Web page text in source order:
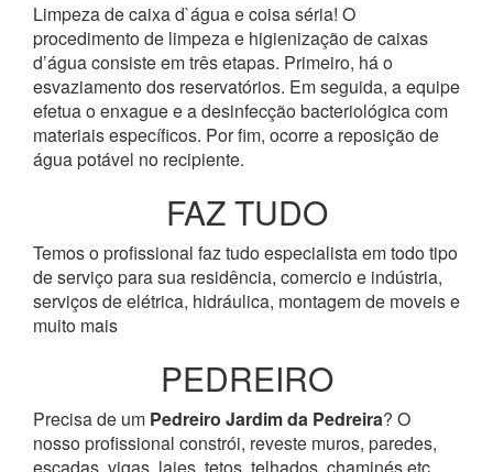
Limpeza de caixa d`água e coisa séria! O
procedimento de limpeza e higienização de caixas
d’água consiste em três etapas. Primeiro, há o
esvaziamento dos reservatórios. Em seguida, a equipe
efetua o enxague e a desinfecção bacteriológica com
materiais específicos. Por fim, ocorre a reposição de
água potável no recipiente.
FAZ TUDO
Temos o profissional faz tudo especialista em todo tipo
de serviço para sua residência, comercio e indústria,
serviços de elétrica, hidráulica, montagem de moveis e
muito mais
PEDREIRO
Precisa de um Pedreiro Jardim da Pedreira? O
nosso profissional constrói, reveste muros, paredes,